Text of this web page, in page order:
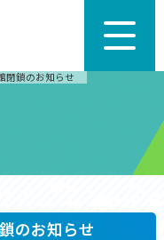
閉鎖のお知らせ
のお知らせ